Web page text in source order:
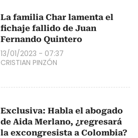
La familia Char lamenta el
fichaje fallido de Juan
Fernando Quintero
13/01/2023 - 07:37
CRISTIAN PINZÓN
Exclusiva: Habla el abogado
de Aida Merlano, ¿regresará
la excongresista a Colombia?